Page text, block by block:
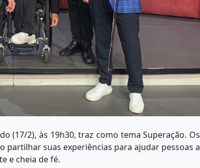
(17/2), às 19h30, traz como tema Superação. Os
partilhar suas experiências para ajudar pessoas a
e cheia de fé.